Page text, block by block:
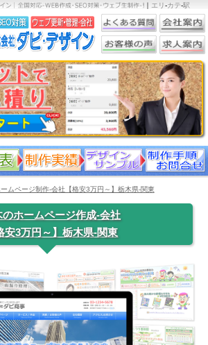
｜ エリ-カテ-駅
ムページ制作-会社【格安3万円～】栃木県-関東
のホームページ作成-会社
安3万円～】栃木県-関東